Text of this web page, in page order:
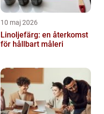
10 maj 2026
Linoljefärg: en återkomst
för hållbart måleri